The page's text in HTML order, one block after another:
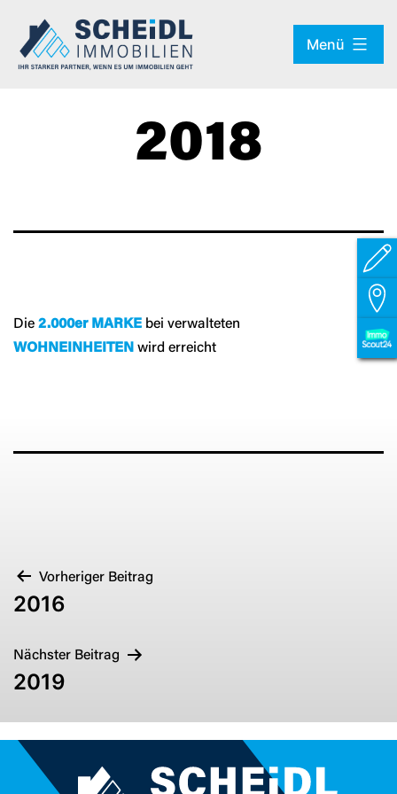
Inhalt
springen
Menü
2018
Die 2.000er MARKE bei verwalteten
WOHNEINHEITEN wird erreicht
BEITRAGSNAVIGATION
Vorheriger Beitrag
2016
Nächster Beitrag
2019